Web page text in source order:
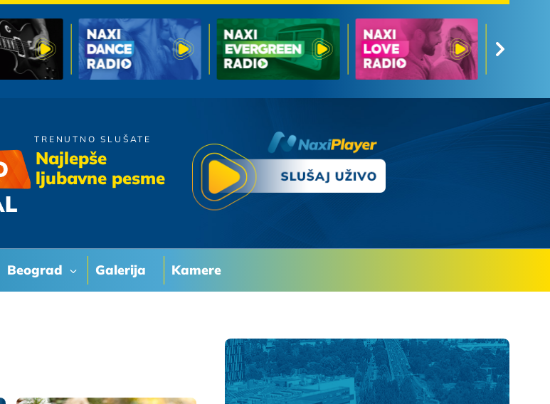
Beograd Galerija Kamere
TRENUTNO SLUŠATE
Najlepše
ljubavne pesme
Sergej Cetkovic